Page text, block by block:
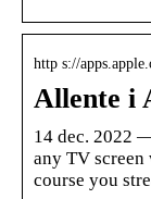
http s://
Allente i
14 dec. 2022
any TV screen
course you